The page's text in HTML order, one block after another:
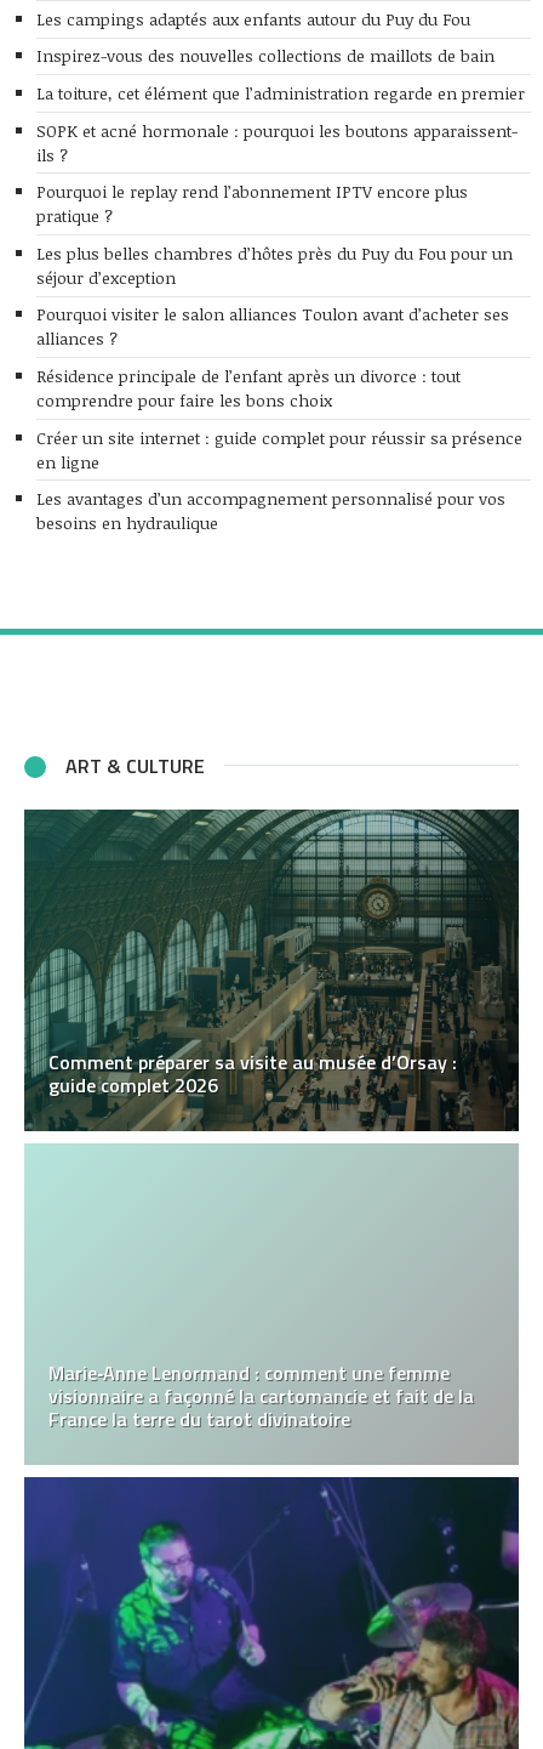
Les campings adaptés aux enfants autour du Puy du Fou
Inspirez-vous des nouvelles collections de maillots de bain
La toiture, cet élément que l’administration regarde en premier
SOPK et acné hormonale : pourquoi les boutons apparaissent-
ils ?
Pourquoi le replay rend l’abonnement IPTV encore plus
pratique ?
Les plus belles chambres d’hôtes près du Puy du Fou pour un
séjour d’exception
Pourquoi visiter le salon alliances Toulon avant d’acheter ses
alliances ?
Résidence principale de l’enfant après un divorce : tout
comprendre pour faire les bons choix
Créer un site internet : guide complet pour réussir sa présence
en ligne
Les avantages d’un accompagnement personnalisé pour vos
besoins en hydraulique
ART & CULTURE
Comment préparer sa visite au musée d’Orsay :
guide complet 2026
Marie‑Anne Lenormand : comment une femme
visionnaire a façonné la cartomancie et fait de la
France la terre du tarot divinatoire